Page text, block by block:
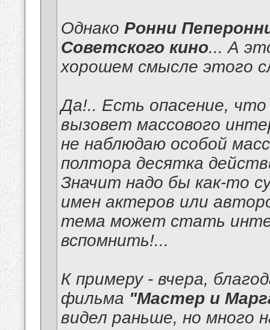
Однако Ронни
Советского кино... А
хорошем смысле этого
Да!.. Есть опасение,
вызовет массового
не наблюдаю особой
полтора десятка
Значит надо бы как-то
имен актеров или
тема может стать
вспомнить!...
К примеру - вчера,
фильма "Мастер и
видел раньше, но много